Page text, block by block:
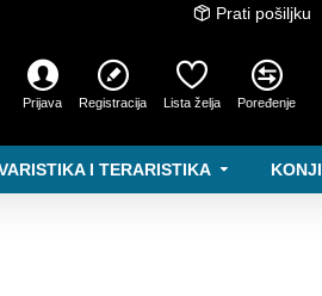
Prati pošiljku
Prijava Registracija Lista želja Poređenje
I TERARISTIKA KONJI